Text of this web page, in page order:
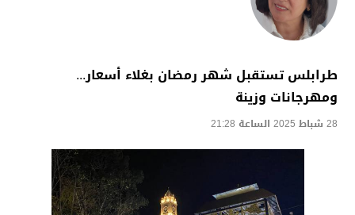
طرابلس تستقبل شهر رمضان بغلاء أسعار...
ومهرجانات وزينة
28 شباط 2025 الساعة 21:28